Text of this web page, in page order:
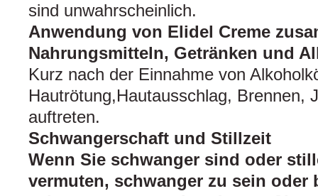
sind unwahrscheinlich.
Anwendung von Elidel Creme
Nahrungsmitteln, Getränken und
Kurz nach der Einnahme von
Hautrötung,Hautausschlag, Brennen,
auftreten.
Schwangerschaft und Stillzeit
Wenn Sie schwanger sind oder
vermuten, schwanger zu sein oder